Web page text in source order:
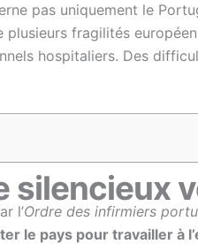
pas uniquement le
fragilités
hospitaliers. Des
silencieux
l’Ordre des infirmiers
le pays pour travailler à